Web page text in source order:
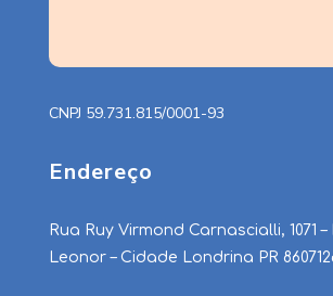
CNPJ 59.731.815/0001-93
Endereço
Rua Ruy Virmond Carnascialli, 1071
Leonor – Cidade Londrina PR